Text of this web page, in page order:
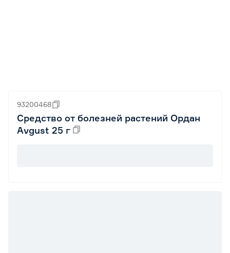
93200468
Средство от болезней растений Ордан
Avgust 25 г